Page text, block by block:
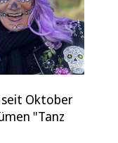
seit Oktober
"Tanz